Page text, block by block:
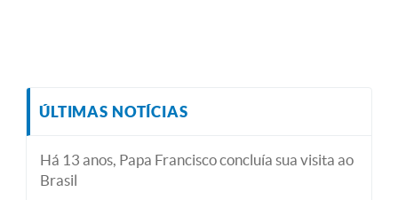
ÚLTIMAS NOTÍCIAS
Há 13 anos, Papa Francisco concluía sua visita ao
Brasil